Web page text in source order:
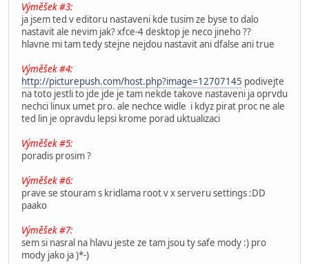
Výměšek #3:
ja jsem ted v editoru nastaveni kde tusim ze byse to dalo
nastavit ale nevim jak? xfce-4 desktop je neco jineho ??
hlavne mi tam tedy stejne nejdou nastavit ani dfalse ani true
Výměšek #4:
http://picturepush.com/host.php?image=12707145 podivejte
na toto jestli to jde jde je tam nekde takove nastaveni ja oprvdu
nechci linux umet pro. ale nechce widle i kdyz pirat proc ne ale
ted lin je opravdu lepsi krome porad uktualizaci
Výměšek #5:
poradis prosim ?
Výměšek #6:
prave se stouram s kridlama root v x serveru settings :DD
paako
Výměšek #7:
sem si nasral na hlavu jeste ze tam jsou ty safe mody :) pro
mody jako ja )*-)